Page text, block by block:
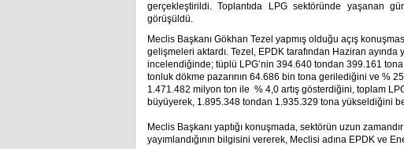
gerçekleştirildi. Toplantıda LPG sektöründe yaşanan
görüşüldü.​
Meclis Başkanı Gökhan Tezel yapmış olduğu açış
gelişmeleri aktardı. Tezel, EPDK tarafından Haziran
incelendiğinde; tüplü LPG’nin 394.640 tondan 399.161
tonluk dökme pazarının 64.686 bin tona gerilediğini ve %
1.471.482 milyon ton ile % 4,0 artış gösterdiğini, toplam
büyüyerek, 1.895.348 tondan 1.935.329 tona yükseldiğini
Meclis Başkanı yaptığı konuşmada, sektörün uzun
yayımlandığının bilgisini vererek, Meclisi adına EPDK ve